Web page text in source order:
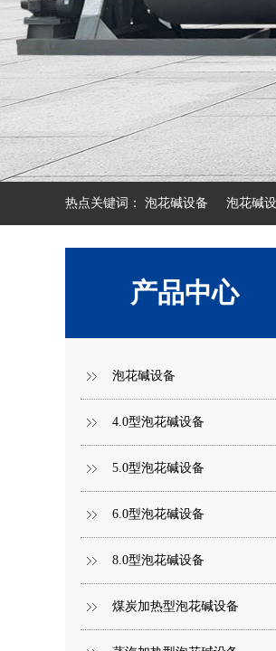
热点关键词： 泡花碱设备 泡花碱
产品中心
泡花碱设备
4.0型泡花碱设备
5.0型泡花碱设备
6.0型泡花碱设备
8.0型泡花碱设备
煤炭加热型泡花碱设备